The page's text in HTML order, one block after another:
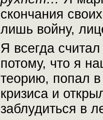
скончания
лишь войну,
Я всегда
потому, что я
теорию, попал в
кризиса и
заблудиться в